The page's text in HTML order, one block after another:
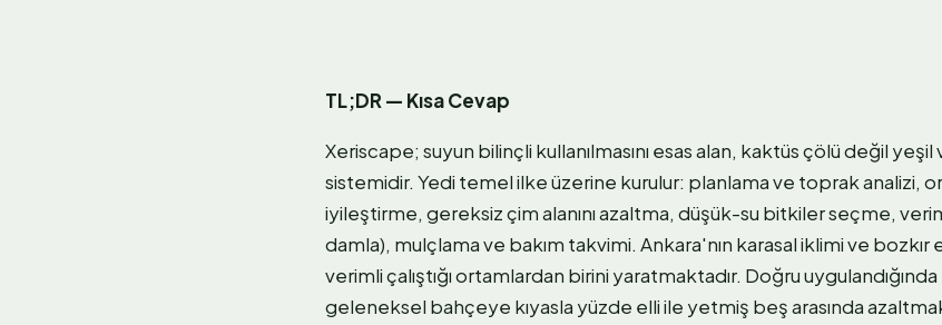
TL;DR — Kısa Cevap
Xeriscape; suyun bilinçli kullanılmasını esas alan, kaktüs çölü değil yeşil
sistemidir. Yedi temel ilke üzerine kurulur: planlama ve toprak analizi,
iyileştirme, gereksiz çim alanını azaltma, düşük-su bitkiler seçme,
damla), mulçlama ve bakım takvimi. Ankara'nın karasal iklimi ve
verimli çalıştığı ortamlardan birini yaratmaktadır. Doğru
geleneksel bahçeye kıyasla yüzde elli ile yetmiş beş arasında